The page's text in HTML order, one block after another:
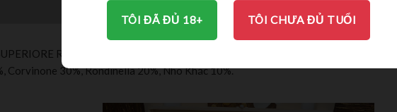
MÔ TẢ BRAND ĐÁNH GIÁ (0)
RIPASSO
Corvinone 30%, Rondinella 20%, Nho Khác 10%.
TÔI ĐÃ ĐỦ 18+ TÔI CHƯA ĐỦ TUỔI